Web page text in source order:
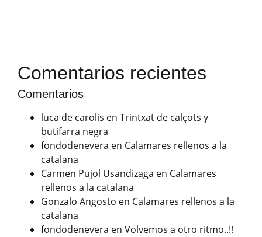
Comentarios recientes
Comentarios
luca de carolis en Trintxat de calçots y
butifarra negra
fondodenevera en Calamares rellenos a la
catalana
Carmen Pujol Usandizaga en Calamares
rellenos a la catalana
Gonzalo Angosto en Calamares rellenos a la
catalana
fondodenevera en Volvemos a otro ritmo..!!